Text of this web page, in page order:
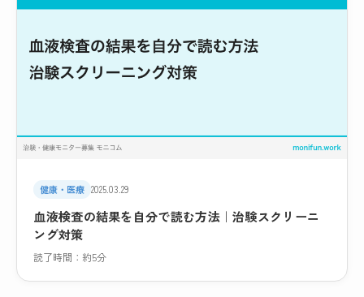
健康・医療 2025.03.29
血液検査の結果を自分で読む方法｜治験スクリーニ
ング対策
読了時間：約5分